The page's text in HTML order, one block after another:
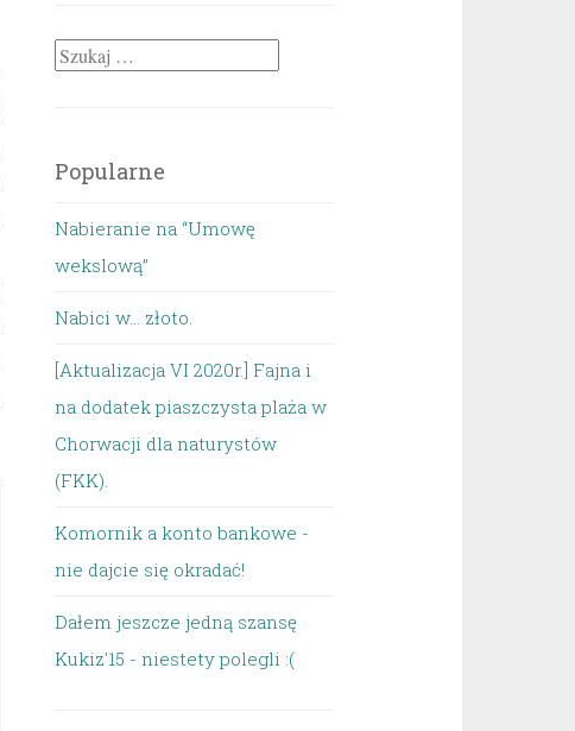
Szukaj:
Popularne
Nabieranie na “Umowę
wekslową”
Nabici w... złoto.
[Aktualizacja VI 2020r.] Fajna i
na dodatek piaszczysta plaża w
Chorwacji dla naturystów
(FKK).
Komornik a konto bankowe -
nie dajcie się okradać!
Dałem jeszcze jedną szansę
Kukiz'15 - niestety polegli :(